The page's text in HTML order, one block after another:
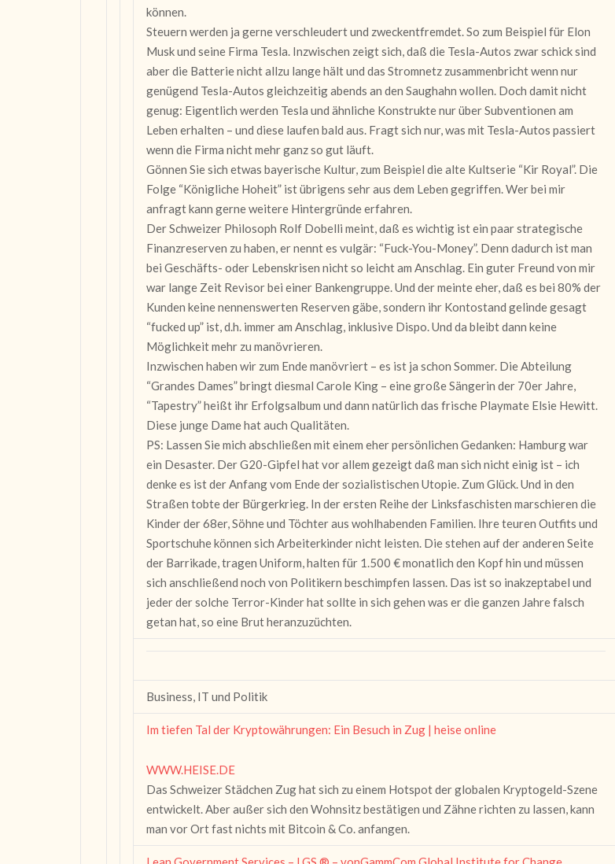
können.
Steuern werden ja gerne verschleudert und zweckentfremdet. So zum Beispiel für Elon
Musk und seine Firma Tesla. Inzwischen zeigt sich, daß die Tesla-Autos zwar schick sind
aber die Batterie nicht allzu lange hält und das Stromnetz zusammenbricht wenn nur
genügend Tesla-Autos gleichzeitig abends an den Saughahn wollen. Doch damit nicht
genug: Eigentlich werden Tesla und ähnliche Konstrukte nur über Subventionen am
Leben erhalten – und diese laufen bald aus. Fragt sich nur, was mit Tesla-Autos passiert
wenn die Firma nicht mehr ganz so gut läuft.
Gönnen Sie sich etwas bayerische Kultur, zum Beispiel die alte Kultserie “Kir Royal”. Die
Folge “Königliche Hoheit” ist übrigens sehr aus dem Leben gegriffen. Wer bei mir
anfragt kann gerne weitere Hintergründe erfahren.
Der Schweizer Philosoph Rolf Dobelli meint, daß es wichtig ist ein paar strategische
Finanzreserven zu haben, er nennt es vulgär: “Fuck-You-Money”. Denn dadurch ist man
bei Geschäfts- oder Lebenskrisen nicht so leicht am Anschlag. Ein guter Freund von mir
war lange Zeit Revisor bei einer Bankengruppe. Und der meinte eher, daß es bei 80% der
Kunden keine nennenswerten Reserven gäbe, sondern ihr Kontostand gelinde gesagt
“fucked up” ist, d.h. immer am Anschlag, inklusive Dispo. Und da bleibt dann keine
Möglichkeit mehr zu manövrieren.
Inzwischen haben wir zum Ende manövriert – es ist ja schon Sommer. Die Abteilung
“Grandes Dames” bringt diesmal Carole King – eine große Sängerin der 70er Jahre,
“Tapestry” heißt ihr Erfolgsalbum und dann natürlich das frische Playmate Elsie Hewitt.
Diese junge Dame hat auch Qualitäten.
PS: Lassen Sie mich abschließen mit einem eher persönlichen Gedanken: Hamburg war
ein Desaster. Der G20-Gipfel hat vor allem gezeigt daß man sich nicht einig ist – ich
denke es ist der Anfang vom Ende der sozialistischen Utopie. Zum Glück. Und in den
Straßen tobte der Bürgerkrieg. In der ersten Reihe der Linksfaschisten marschieren die
Kinder der 68er, Söhne und Töchter aus wohlhabenden Familien. Ihre teuren Outfits und
Sportschuhe können sich Arbeiterkinder nicht leisten. Die stehen auf der anderen Seite
der Barrikade, tragen Uniform, halten für 1.500 € monatlich den Kopf hin und müssen
sich anschließend noch von Politikern beschimpfen lassen. Das ist so inakzeptabel und
jeder der solche Terror-Kinder hat sollte in sich gehen was er die ganzen Jahre falsch
getan hat, so eine Brut heranzuzüchten.
Business, IT und Politik
Im tiefen Tal der Kryptowährungen: Ein Besuch in Zug | heise online
WWW.HEISE.DE
Das Schweizer Städchen Zug hat sich zu einem Hotspot der globalen Kryptogeld-Szene
entwickelt. Aber außer sich den Wohnsitz bestätigen und Zähne richten zu lassen, kann
man vor Ort fast nichts mit Bitcoin & Co. anfangen.